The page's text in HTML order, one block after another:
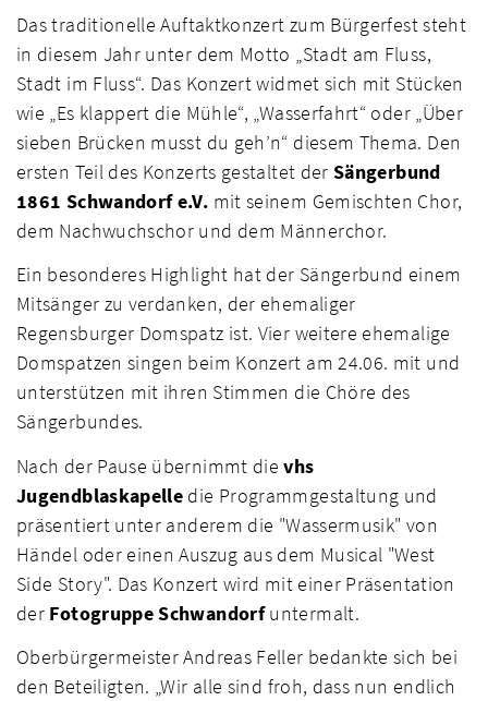
Das traditionelle Auftaktkonzert zum Bürgerfest steht
in diesem Jahr unter dem Motto „Stadt am Fluss,
Stadt im Fluss“. Das Konzert widmet sich mit Stücken
wie „Es klappert die Mühle“, „Wasserfahrt“ oder „Über
sieben Brücken musst du geh’n“ diesem Thema. Den
ersten Teil des Konzerts gestaltet derSängerbund
1861 Schwandorf e.V. mit seinem Gemischten Chor,
dem Nachwuchschor und dem Männerchor.
Ein besonderes Highlight hat der Sängerbund einem
Mitsänger zu verdanken, der ehemaliger
Regensburger Domspatz ist. Vier weitere ehemalige
Domspatzen singen beim Konzert am 24.06. mit und
unterstützen mit ihren Stimmen die Chöre des
Sängerbundes.
Nach der Pause übernimmt dievhs
Jugendblaskapelle die Programmgestaltung und
präsentiert unter anderem die "Wassermusik" von
Händel oder einen Auszug aus dem Musical "West
Side Story". Das Konzert wird mit einer Präsentation
der Fotogruppe Schwandorfuntermalt.
Oberbürgermeister Andreas Feller bedankte sich bei
den Beteiligten. „Wir alle sind froh, dass nun endlich